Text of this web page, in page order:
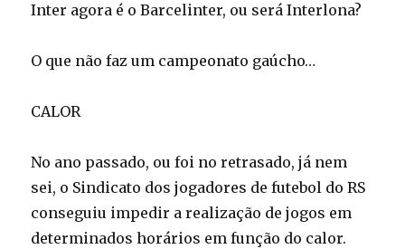
Inter agora é o Barcelinter, ou será Interlona?
O que não faz um campeonato gaúcho…
CALOR
No ano passado, ou foi no retrasado, já nem
sei, o Sindicato dos jogadores de futebol do RS
conseguiu impedir a realização de jogos em
determinados horários em função do calor.